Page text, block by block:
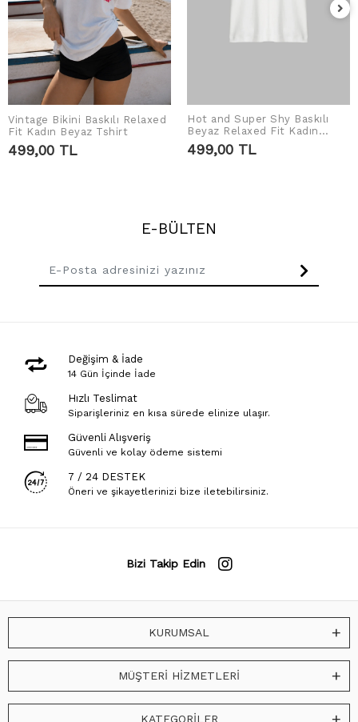
SEPETE EKLE
Vintage Bikini Baskılı Relaxed
Fit Kadın Beyaz Tshirt
499,00 TL
SEPETE EKLE
Hot and Super Shy Baskılı
Beyaz Relaxed Fit Kadın
Tshirt
499,00 TL
E-BÜLTEN
Değişim & İade
14 Gün İçinde İade
Hızlı Teslimat
Siparişleriniz en kısa sürede elinize ulaşır.
Güvenli Alışveriş
Güvenli ve kolay ödeme sistemi
7 / 24 DESTEK
Öneri ve şikayetlerinizi bize iletebilirsiniz.
Bizi Takip Edin
KURUMSAL
MÜŞTERİ HİZMETLERİ
KATEGORİLER